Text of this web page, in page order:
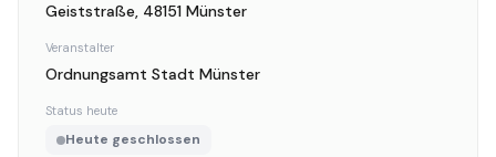
Geiststraße, 48151 Münster
Veranstalter
Ordnungsamt Stadt Münster
Status heute
Heute geschlossen